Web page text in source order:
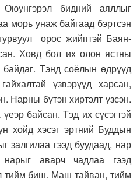
Оюунгэрэл бидний аяллыг
морь унаж байгаад бэртсэн
орос жийптэй Баян-
Ховд бол их олон ястны
байдаг. Тэнд соёлын өдрүүд
үзвэрүүд харсан,
Нарны бүтэн хиртэлт үзсэн.
байсан. Тэд их сүсэгтэй
хойд хэсэг эртний Буддын
гээд буудаад, нар
аварч чадлаа гээд
тийм биш. Маш тайван, тийм